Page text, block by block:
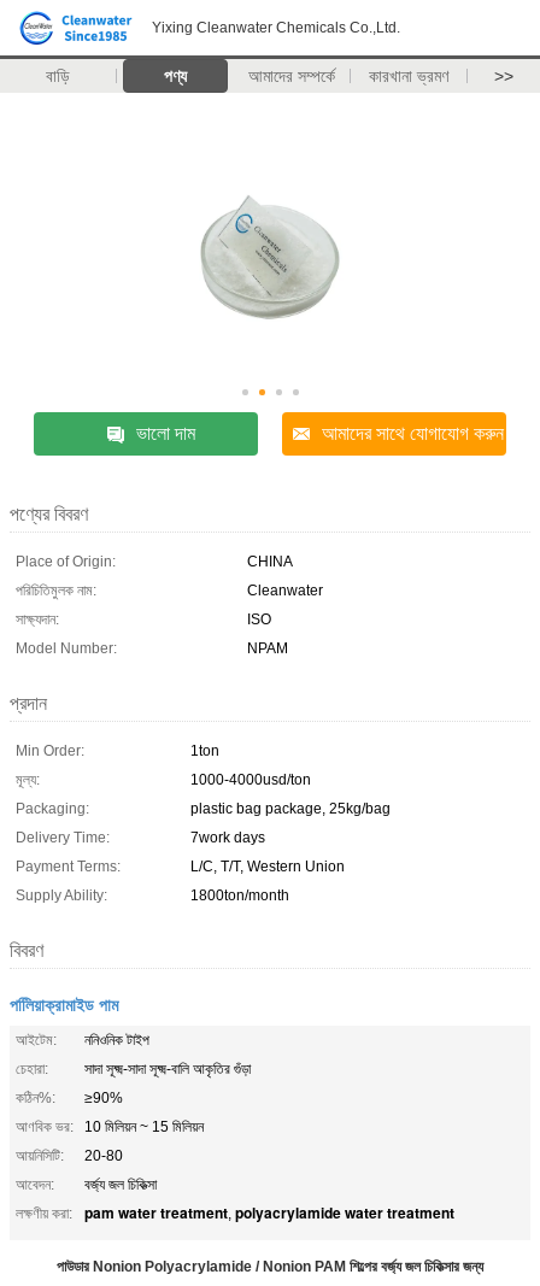
Yixing Cleanwater Chemicals Co.,Ltd.
বাড়ি পণ্য আমাদের সম্পর্কে কারখানা ভ্রমণ >>
ভালো দাম আমাদের সাথে যোগাযোগ করুন
পণ্যের বিবরণ
Place of Origin:
CHINA
পরিচিতিমুলক নাম:
Cleanwater
সাক্ষ্যদান:
ISO
Model Number:
NPAM
প্রদান
Min Order:
1ton
মূল্য:
1000-4000usd/ton
Packaging:
plastic bag package, 25kg/bag
Delivery Time:
7work days
Payment Terms:
L/C, T/T, Western Union
Supply Ability:
1800ton/month
বিবরণ
পলিিয়াক্রামাইড পাম
আইটেম:
ননিওনিক টাইপ
চেহারা:
সাদা সূক্ষ্ম-সাদা সূক্ষ্ম-বালি আকৃতির গুঁড়া
কঠিন%:
≥90%
আণবিক ভর:
10 মিলিয়ন ~ 15 মিলিয়ন
আয়নিসিটি:
20-80
আবেদন:
বর্জ্য জল চিকিত্সা
লক্ষণীয় করা:
pam water treatment, polyacrylamide water treatment
পাউডার Nonion Polyacrylamide / Nonion PAM শিল্পের বর্জ্য জল চিকিত্সার জন্য